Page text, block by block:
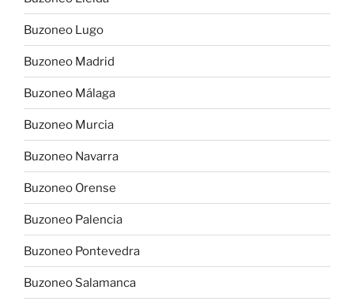
Buzoneo Lugo
Buzoneo Madrid
Buzoneo Málaga
Buzoneo Murcia
Buzoneo Navarra
Buzoneo Orense
Buzoneo Palencia
Buzoneo Pontevedra
Buzoneo Salamanca